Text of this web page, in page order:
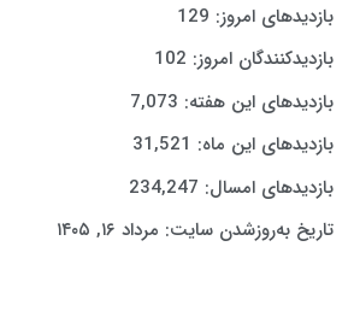
بازدیدهای امروز: 129
بازدیدکنندگان امروز: 102
بازدیدهای این هفته: 7,073
بازدیدهای این ماه: 31,521
بازدیدهای امسال: 234,247
تاریخ به‌روزشدن سایت: مرداد ۱۶, ۱۴۰۵